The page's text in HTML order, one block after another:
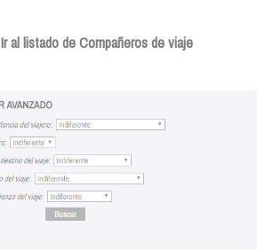
Ir al listado de Compañeros de viaje